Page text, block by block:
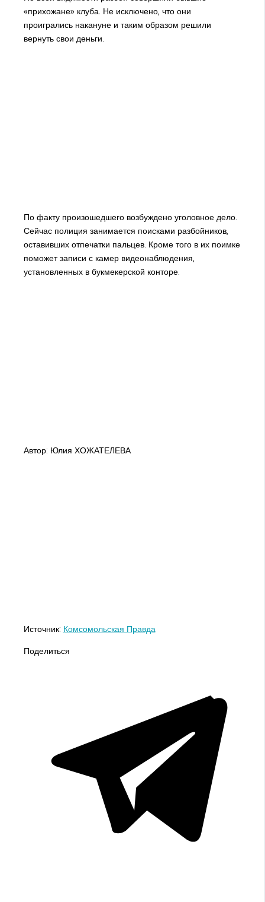
«прихожане» клуба. Не исключено, что они
проигрались накануне и таким образом решили
вернуть свои деньги.
По факту произошедшего возбуждено уголовное дело.
Сейчас полиция занимается поисками разбойников,
оставивших отпечатки пальцев. Кроме того в их поимке
поможет записи с камер видеонаблюдения,
установленных в букмекерской конторе.
Автор: Юлия ХОЖАТЕЛЕВА
Источник: Комсомольская Правда
Поделиться